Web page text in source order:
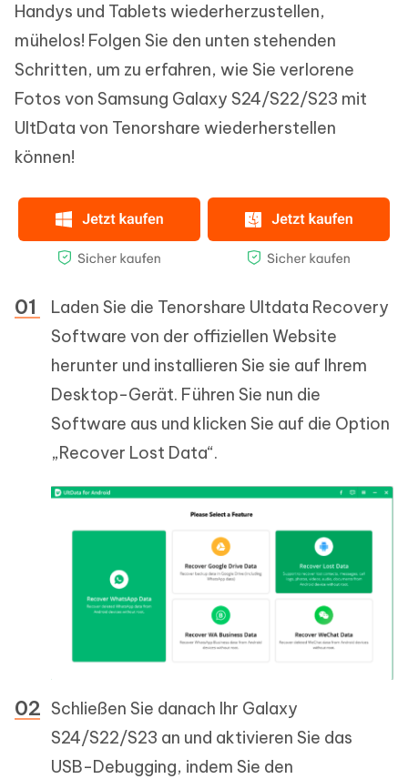
Handys und Tablets wiederherzustellen,
mühelos! Folgen Sie den unten stehenden
Schritten, um zu erfahren, wie Sie verlorene
Fotos von Samsung Galaxy S24/S22/S23 mit
UltData von Tenorshare wiederherstellen
können!
Laden Sie die Tenorshare Ultdata Recovery
Software von der offiziellen Website
herunter und installieren Sie sie auf Ihrem
Desktop-Gerät. Führen Sie nun die
Software aus und klicken Sie auf die Option
„Recover Lost Data“.
Schließen Sie danach Ihr Galaxy
S24/S22/S23 an und aktivieren Sie das
USB-Debugging, indem Sie den